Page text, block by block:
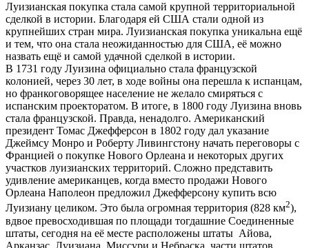
Луизианская покупка стала самой крупной территориальной
сделкой в истории. Благодаря ей США стали одной из
крупнейших стран мира. Луизианская покупка уникальна ещё
и тем, что она стала неожиданностью для США, её можно
назвать ещё и самой удачной сделкой в истории.
В 1731 году Луизина официально стала французской
колонией, через 30 лет, в ходе войны она перешла к испанцам,
но франкоговорящее население не желало смиряться с
испанским проекторатом. В итоге, в 1800 году Луизина вновь
стала французской. Правда, ненадолго. Американский
президент Томас Джефферсон в 1802 году дал указание
Джеймсу Монро и Роберту Ливингстону начать переговоры с
Францией о покупке Но­вого Орлеана и некоторых других
участков луизианских территорий. Сложно представить
удивление американцев, когда вместо продажи Нового
Орлеана Наполеон предложил Джефферсону купить всю
Луизиану целиком. Это была огромная территория (828 км2),
вдвое превосходившая по площади тогдашние Соединенные
штаты, сегодня на её месте расположены штаты Айова,
Арканзас, Луизиана, Миссури и Небраска, части штатов